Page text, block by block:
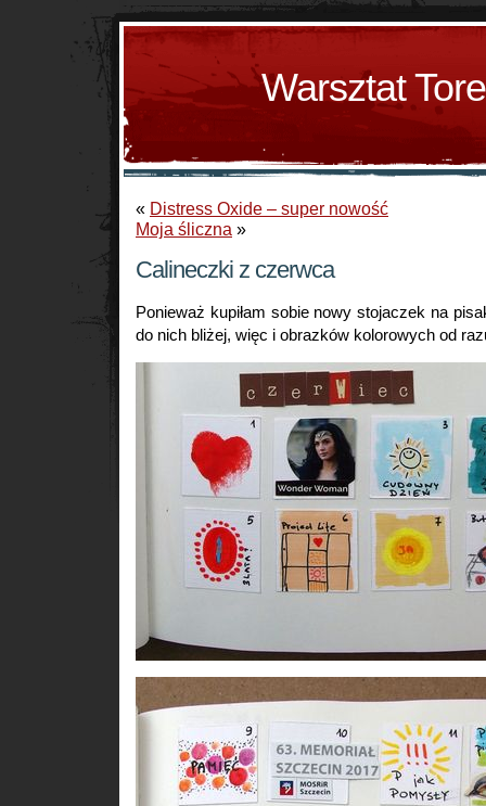
Warsztat
« Distress Oxide – super nowość
Moja śliczna »
Calineczki z czerwca
Ponieważ kupiłam sobie nowy stojaczek na
do nich bliżej, więc i obrazków kolorowych od